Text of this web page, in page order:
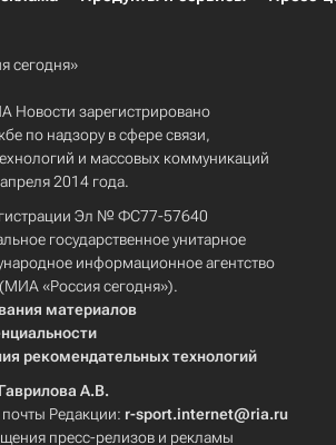
сегодня»
Новости зарегистрировано
по надзору в сфере связи,
и массовых коммуникаций
2014 года.
Эл № ФС77-57640
государственное унитарное
информационное агентство
(МИА «Россия сегодня»).
материалов
рекомендательных технологий
Гаврилова А.В.
Редакции: r-sport.internet@ria.ru
пресс-релизов и рекламы